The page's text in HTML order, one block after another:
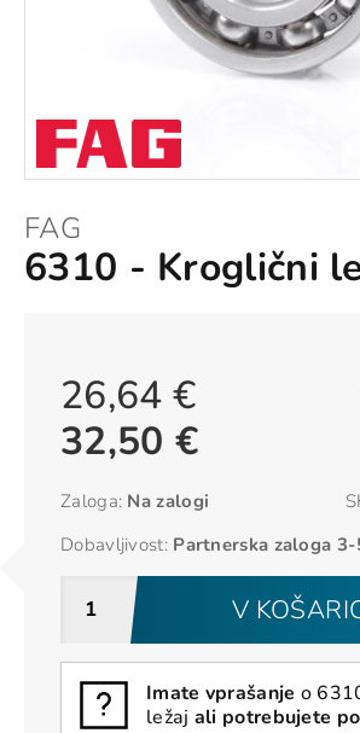
FAG
6310 - Kroglični
26,64 €
32,50 €
Zaloga: Na zalogi
Dobavljivost: Partnerska zaloga
V
Imate vprašanje o
ležaj ali potrebujete